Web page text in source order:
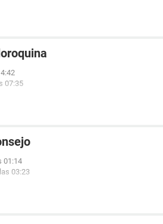
07:35
01:14
03:23